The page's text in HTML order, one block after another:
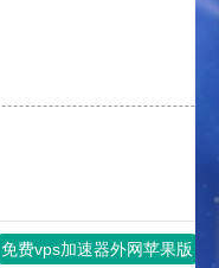
免费vps加速器外网苹果版